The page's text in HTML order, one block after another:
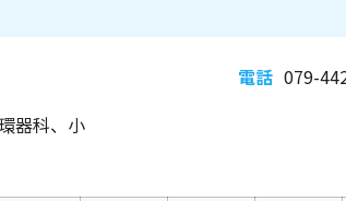
電話 079-
器科、小